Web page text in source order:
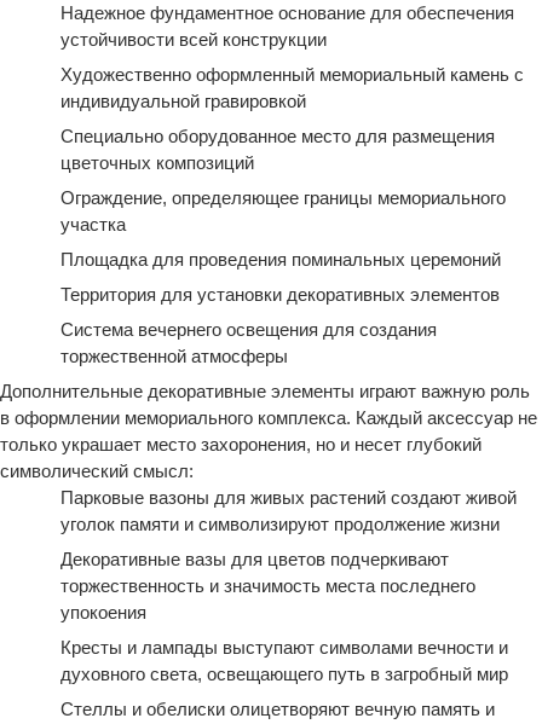
Надежное фундаментное основание для обеспечения
устойчивости всей конструкции
Художественно оформленный мемориальный камень с
индивидуальной гравировкой
Специально оборудованное место для размещения
цветочных композиций
Ограждение, определяющее границы мемориального
участка
Площадка для проведения поминальных церемоний
Территория для установки декоративных элементов
Система вечернего освещения для создания
торжественной атмосферы
Дополнительные декоративные элементы играют важную роль
в оформлении мемориального комплекса. Каждый аксессуар не
только украшает место захоронения, но и несет глубокий
символический смысл:
Парковые вазоны для живых растений создают живой
уголок памяти и символизируют продолжение жизни
Декоративные вазы для цветов подчеркивают
торжественность и значимость места последнего
упокоения
Кресты и лампады выступают символами вечности и
духовного света, освещающего путь в загробный мир
Стеллы и обелиски олицетворяют вечную память и